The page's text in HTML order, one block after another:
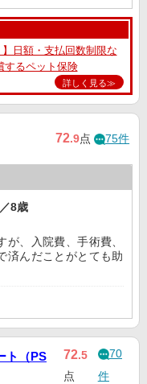
日額・支払回数制限な
するペット保険
詳しく見る≫
72.9点 75件
8歳
、入院費、手術費、
済んだことがとても助
ト（PS
72.5
点
70
件